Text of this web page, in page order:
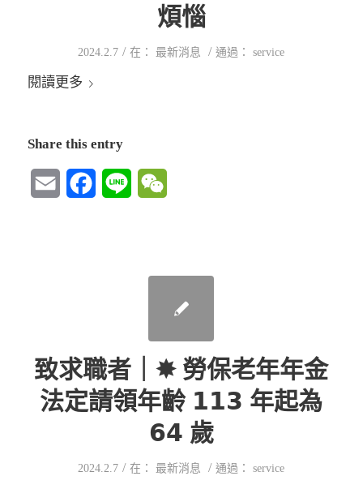
煩惱
2024.2.7 / 在： 最新消息 / 通過：service
閱讀更多
Share this entry
Email FacebookLine
致求職者｜✸ 勞保老年年金
法定請領年齡 𝟭𝟭𝟯 年起為
𝟲𝟰 歲
2024.2.7 / 在： 最新消息 / 通過：service